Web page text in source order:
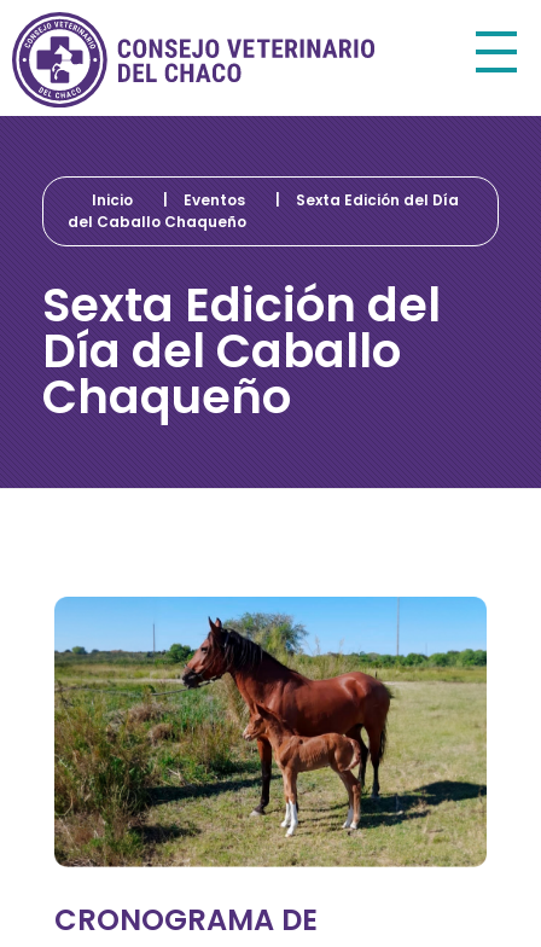
Consejo Veterinario del Chaco
Sede Central Resistencia
Inicio Eventos
Sexta Edición del Día
del Caballo Chaqueño
Sexta Edición del
Día del Caballo
Chaqueño
e
x
t
a
E
CRONOGRAMA DE